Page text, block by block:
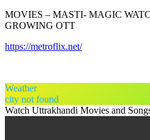
MOVIES – MASTI- MAGIC
GROWING OTT
https://metroflix.net/
Weather
city not found
Watch Uttrakhandi Movies and